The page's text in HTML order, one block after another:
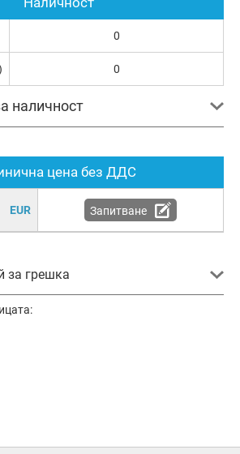
цена без ДДС
EUR Запитване
за грешка
0
0
наличност